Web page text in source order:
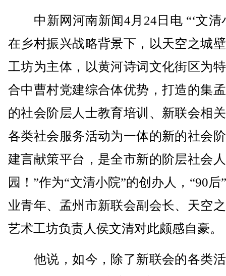
中新网河南新闻4月24日电 “‘文清
在乡村振兴战略背景下，以天空之城
工坊为主体，以黄河诗词文化街区为
合中曹村党建综合体优势，打造的集
的社会阶层人士教育培训、新联会相
各类社会服务活动为一体的新的社会
建言献策平台，是全市新的阶层社会
园！”作为“文清小院”的创办人，“90后
业青年、孟州市新联会副会长、天空
艺术工坊负责人侯文清对此颇感自豪。
他说，如今，除了新联会的各类